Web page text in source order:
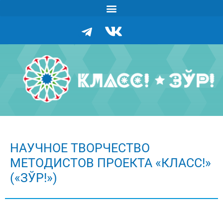
НАУЧНОЕ ТВОРЧЕСТВО
МЕТОДИСТОВ ПРОЕКТА «КЛАСС!»
(«ЗЎР!»)